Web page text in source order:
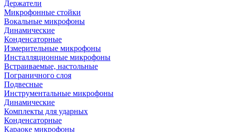
Держатели
Микрофонные стойки
Вокальные микрофоны
Динамические
Конденсаторные
Измерительные микрофоны
Инсталляционные микрофоны
Встраиваемые, настольные
Пограничного слоя
Подвесные
Инструментальные микрофоны
Динамические
Комплекты для ударных
Конденсаторные
Караоке микрофоны